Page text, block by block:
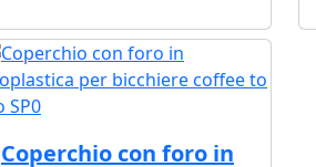
Coperchio con foro in